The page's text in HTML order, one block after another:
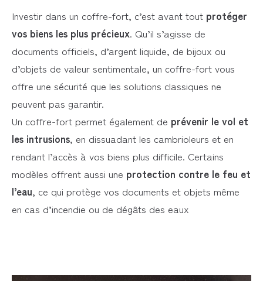
Investir dans un coffre-fort, c’est avant tout protéger
vos biens les plus précieux. Qu’il s’agisse de
documents officiels, d’argent liquide, de bijoux ou
d’objets de valeur sentimentale, un coffre-fort vous
offre une sécurité que les solutions classiques ne
peuvent pas garantir.
Un coffre-fort permet également de prévenir le vol et
les intrusions, en dissuadant les cambrioleurs et en
rendant l’accès à vos biens plus difficile. Certains
modèles offrent aussi une protection contre le feu et
l’eau, ce qui protège vos documents et objets même
en cas d’incendie ou de dégâts des eaux